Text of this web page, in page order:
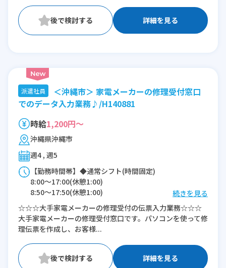
詳細を見る
派遣社員
＜沖縄市＞ 家電メーカーの修理受付窓口
でのデータ入力業務♪/H140881
時給1,200円～
沖縄県沖縄市
週4 , 週5
【勤務時間帯】◆通常シフト(時間固定)
8:00〜17:00(休憩1:00)
8:50〜17:50(休憩1:00)
10:00〜19:00(休憩1:00)
※残業：5〜10時間程度/月
続きを見る
☆☆☆大手家電メーカーの修理受付の伝票入力業務☆☆☆
大手家電メーカーの修理受付窓口です。パソコンを使って修
理伝票を作成し、お客様...
詳細を見る